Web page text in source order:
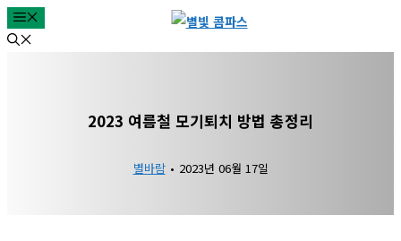
컨
텐
2023 여름철 모기퇴치 방법 총정리
별바람 • 2023년 06월 17일